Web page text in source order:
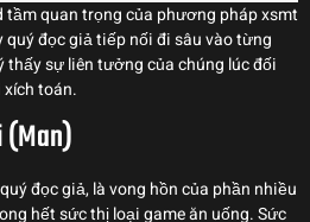
quan trọng của phương pháp xsmt
quý đọc giả tiếp nối đi sâu vào từng
thấy sự liên tưởng của chúng lúc đối
toán.
đọc giả, là vong hồn của phần nhiều
hết sức thị loại game ăn uống. Sức